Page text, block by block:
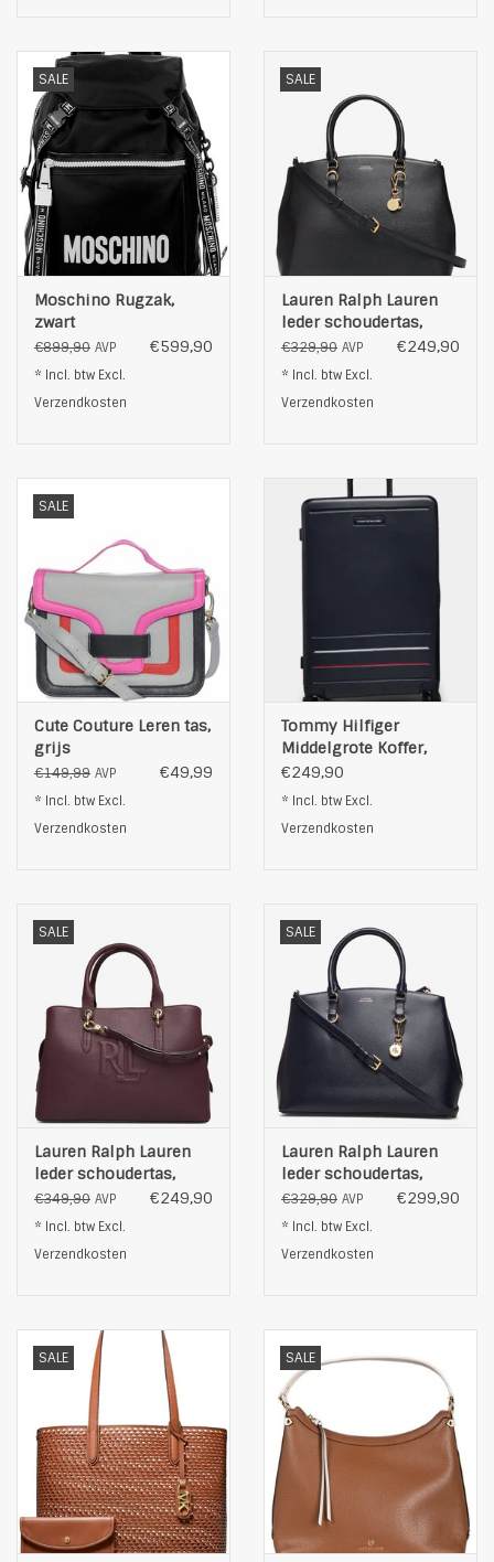
SALE
Moschino Rugzak,
zwart
€899,90 AVP €599,90
* Incl. btw Excl.
Verzendkosten
SALE
Lauren Ralph Lauren
leder schoudertas,
zwart
€329,90 AVP €249,90
* Incl. btw Excl.
Verzendkosten
SALE
Cute Couture Leren tas,
grijs
€149,99 AVP €49,99
* Incl. btw Excl.
Verzendkosten
Tommy Hilfiger
Middelgrote Koffer,
blauw
€249,90
* Incl. btw Excl.
Verzendkosten
SALE
Lauren Ralph Lauren
leder schoudertas,
bordeauxrood
€349,90 AVP €249,90
* Incl. btw Excl.
Verzendkosten
SALE
Lauren Ralph Lauren
leder schoudertas,
marineblauw
€329,90 AVP €299,90
* Incl. btw Excl.
Verzendkosten
SALE SALE